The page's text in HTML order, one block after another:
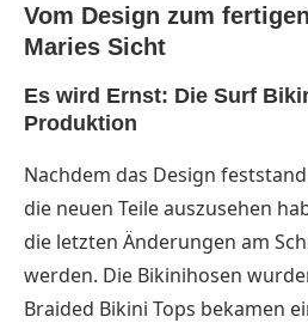
Vom Design zum
Maries Sicht
Es wird Ernst: Die Surf
Produktion
Nachdem das Design
die neuen Teile auszusehen
die letzten Änderungen am
werden. Die Bikinihosen
Braided Bikini Tops bekamen